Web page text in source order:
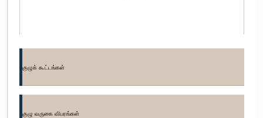
குழுக் கூட்டங்கள்
குழு வருகை விபரங்கள்